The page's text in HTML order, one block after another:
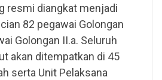
resmi diangkat menjadi
82 pegawai Golongan
Golongan II.a. Seluruh
akan ditempatkan di 45
serta Unit Pelaksana